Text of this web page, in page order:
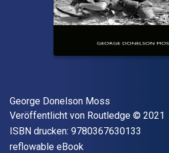
Autor(en)
George Donelson Moss
Verleger
Veröffentlicht von Routledge Copyright
© 2021
ISBN drucken: 9780367630133
Format
reflowable eBook